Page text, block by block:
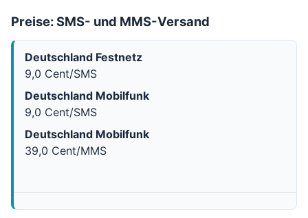
Preise: SMS- und MMS-Versand
Deutschland Festnetz
9,0 Cent/SMS
Deutschland Mobilfunk
9,0 Cent/SMS
Deutschland Mobilfunk
39,0 Cent/MMS